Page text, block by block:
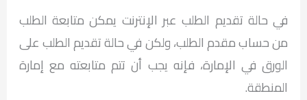
في حالة تقديم الطلب عبر الإنترنت يمكن متابعة الطلب
من حساب مقدم الطلب، ولكن في حالة تقديم الطلب على
الورق في الإمارة، فإنه يجب أن تتم متابعته مع إمارة
المنطقة.